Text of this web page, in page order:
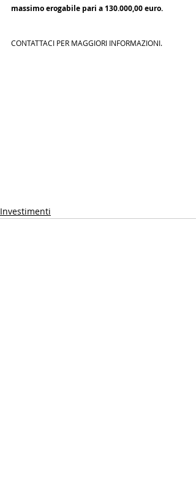
massimo erogabile pari a 130.000,00 euro.
CONTATTACI PER MAGGIORI INFORMAZIONI.
Investimenti